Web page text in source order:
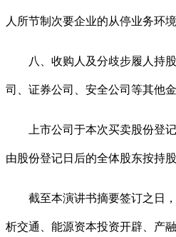
人所节制次要企业的从停业务环境
八、收购人及分歧步履人持股
司、证券公司、安全公司等其他
上市公司于本次买卖股份登记
由股份登记日后的全体股东按持
截至本演讲书摘要签订之日，
析交通、能源资本投资开辟、产融